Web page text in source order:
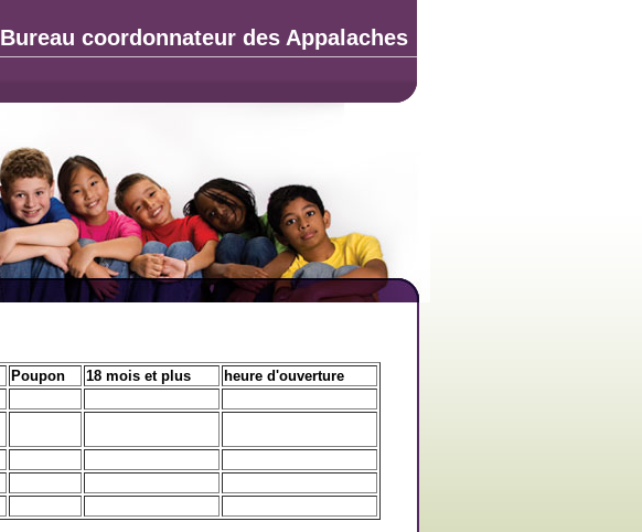
Bureau coordonnateur des Appalaches
Poupon 18 mois et plus heure d'ouverture